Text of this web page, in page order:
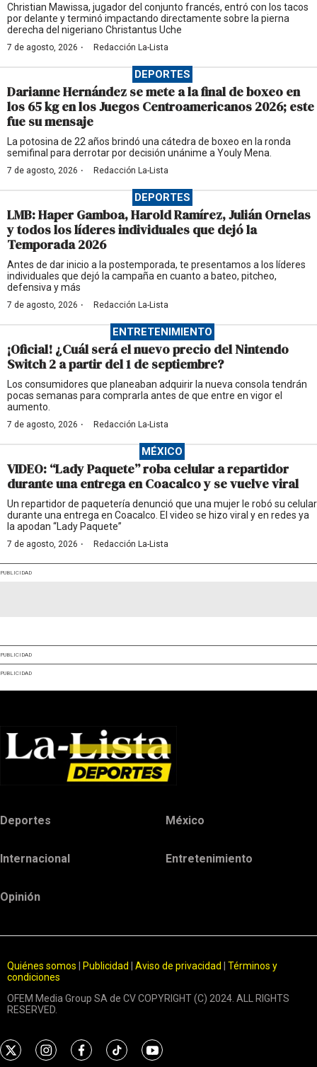
Christian Mawissa, jugador del conjunto francés, entró con los tacos
por delante y terminó impactando directamente sobre la pierna
derecha del nigeriano Christantus Uche
7 de agosto, 2026 · Redacción La-Lista
DEPORTES
Darianne Hernández se mete a la final de boxeo en
los 65 kg en los Juegos Centroamericanos 2026; este
fue su mensaje
La potosina de 22 años brindó una cátedra de boxeo en la ronda
semifinal para derrotar por decisión unánime a Youly Mena.
7 de agosto, 2026 · Redacción La-Lista
DEPORTES
LMB: Haper Gamboa, Harold Ramírez, Julián Ornelas
y todos los líderes individuales que dejó la
Temporada 2026
Antes de dar inicio a la postemporada, te presentamos a los líderes
individuales que dejó la campaña en cuanto a bateo, pitcheo,
defensiva y más
7 de agosto, 2026 · Redacción La-Lista
ENTRETENIMIENTO
¡Oficial! ¿Cuál será el nuevo precio del Nintendo
Switch 2 a partir del 1 de septiembre?
Los consumidores que planeaban adquirir la nueva consola tendrán
pocas semanas para comprarla antes de que entre en vigor el
aumento.
7 de agosto, 2026 · Redacción La-Lista
MÉXICO
VIDEO: “Lady Paquete” roba celular a repartidor
durante una entrega en Coacalco y se vuelve viral
Un repartidor de paquetería denunció que una mujer le robó su celular
durante una entrega en Coacalco. El video se hizo viral y en redes ya
la apodan “Lady Paquete”
7 de agosto, 2026 · Redacción La-Lista
PUBLICIDAD
PUBLICIDAD
PUBLICIDAD
Deportes México
Internacional Entretenimiento
Opinión
Quiénes somos Publicidad Aviso de privacidad
Términos y
condiciones
OFEM Media Group SA de CV COPYRIGHT (C) 2024. ALL RIGHTS
RESERVED.
t
i
f
t
y